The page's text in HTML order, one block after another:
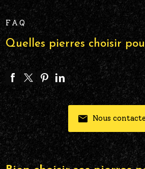
FAQ
Quelles pierres choisir
Nous